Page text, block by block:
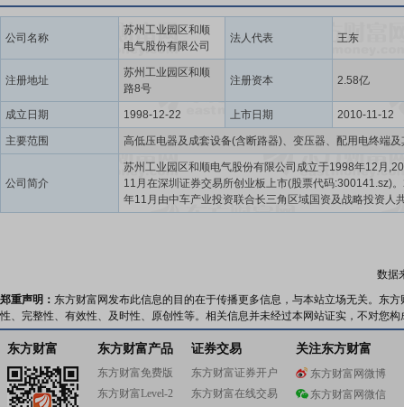
公司名称
苏州工业园区和顺
电气股份有限公司
法人代表 王东
注册地址
苏州工业园区和顺
路8号
注册资本 2.58亿
成立日期 1998-12-22 上市日期 2010-11-12
主要范围
公司简介
苏州工业园区和顺电气股份有限公司成立于1998年12月
11月在深圳证券交易所创业板上市(股票代码:300141.sz)
年11月由中车产业投资联合长三角区域国资及战略投资人
立的中城工业集团实控经营,公司发展定位为具备核心竞争
量稳定可靠,服务网络辐射全国;产品做细做精,服务做专做
始终把顾客满意作为自身发展追求目标,严格按照ISO9000
理体系运行,坚持“销售做深做透,产品做细做精,服务做专做
“产品质量国内一流,产品服务超越同行”。
数据
郑重声明： 东方财富网发布此信息的目的在于传播更多信息，与本站立场无关。东
性、完整性、有效性、及时性、原创性等。相关信息并未经过本网站证实，不对您
东方财富 东方财富产品
东方财富免费版
东方财富Level-2
证券交易
东方财富证券开户
东方财富在线交易
关注东方财富
东方财富网微博
东方财富网微信